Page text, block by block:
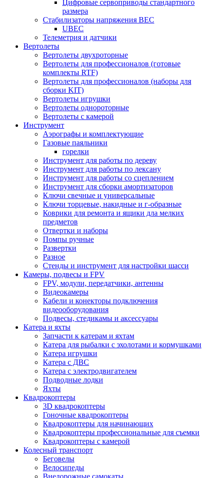
Цифровые сервоприводы стандартного
размера
Стабилизаторы напряжения BEC
UBEC
Телеметрия и датчики
Вертолеты
Вертолеты двухроторные
Вертолеты для профессионалов (готовые
комплекты RTF)
Вертолеты для профессионалов (наборы для
сборки KIT)
Вертолеты игрушки
Вертолеты однороторные
Вертолеты с камерой
Инструмент
Аэрографы и комплектующие
Газовые паяльники
горелки
Инструмент для работы по дереву
Инструмент для работы по лексану
Инструмент для работы со сцеплением
Инструмент для сборки амортизаторов
Ключи свечные и универсальные
Ключи торцевые, накидные и г-образные
Коврики для ремонта и ящики дла мелких
предметов
Отвертки и наборы
Помпы ручные
Развертки
Разное
Стенды и инструмент для настройки шасси
Камеры, подвесы и FPV
FPV, модули, передатчики, антенны
Видеокамеры
Кабели и конекторы подключения
видеооборудования
Подвесы, стедикамы и аксессуары
Катера и яхты
Запчасти к катерам и яхтам
Катера для рыбалки с эхолотами и кормушками
Катера игрушки
Катера с ДВС
Катера с электродвигателем
Подводные лодки
Яхты
Квадрокоптеры
3D квадрокоптеры
Гоночные квадрокоптеры
Квадрокоптеры для начинающих
Квадрокоптеры профессиональные для съемки
Квадрокоптеры с камерой
Колесный транспорт
Беговелы
Велосипеды
Внедорожные самокаты